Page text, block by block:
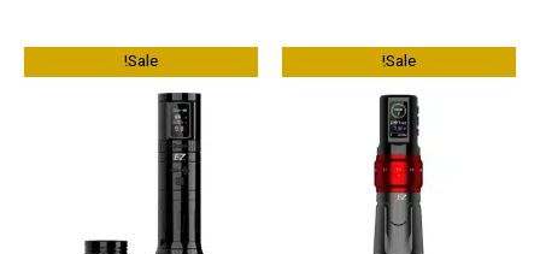
Sale!
המחיר
המקורי
היה:
1,395.00 ₪.
הנוכחי
Sale!
המחיר
המקורי
היה:
הנוכחי